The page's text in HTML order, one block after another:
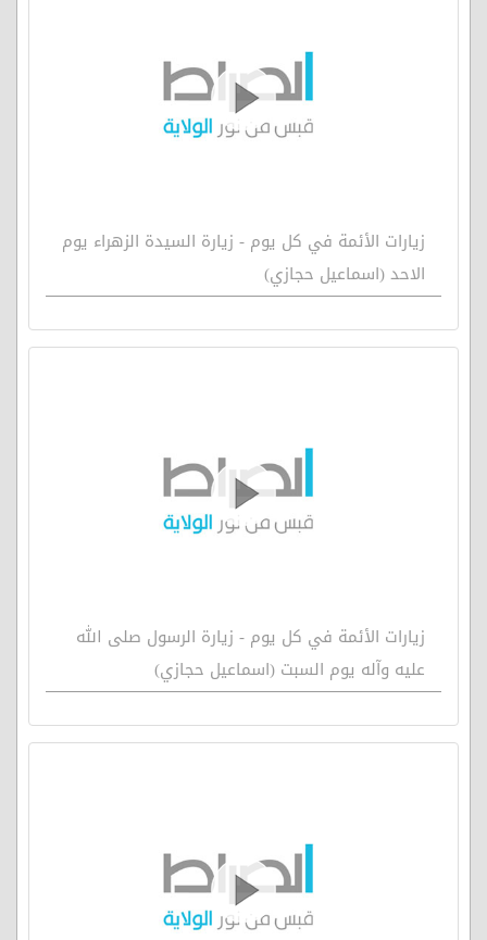
زيارات الأئمة في كل يوم - زيارة السيدة الزهراء يوم
الاحد (اسماعيل حجازي)
زيارات الأئمة في كل يوم - زيارة الرسول صلى الله
عليه وآله يوم السبت (اسماعيل حجازي)